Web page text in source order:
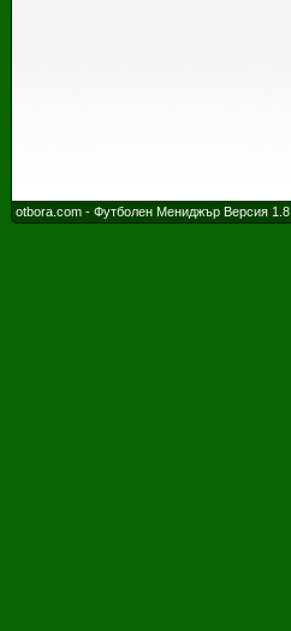
otbora.com - Футболен Мениджър Версия 1.8